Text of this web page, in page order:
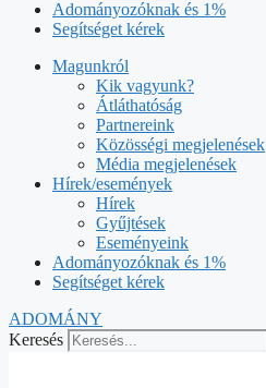
Adományozóknak és 1%
Segítséget kérek
Magunkról
Kik vagyunk?
Átláthatóság
Partnereink
Közösségi megjelenések
Média megjelenések
Hírek/események
Hírek
Gyűjtések
Eseményeink
Adományozóknak és 1%
Segítséget kérek
ADOMÁNY
Keresés